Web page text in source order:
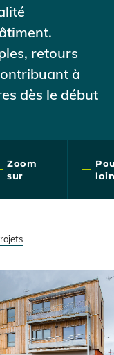
retours
à
dès le début
Zoom
sur